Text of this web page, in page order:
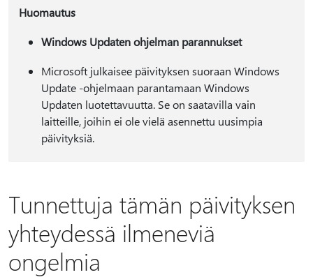
Huomautus
Windows Updaten ohjelman parannukset
Microsoft julkaisee päivityksen suoraan Windows
Update -ohjelmaan parantamaan Windows
Updaten luotettavuutta. Se on saatavilla vain
laitteille, joihin ei ole vielä asennettu uusimpia
päivityksiä.
Tunnettuja tämän päivityksen
yhteydessä ilmeneviä
ongelmia